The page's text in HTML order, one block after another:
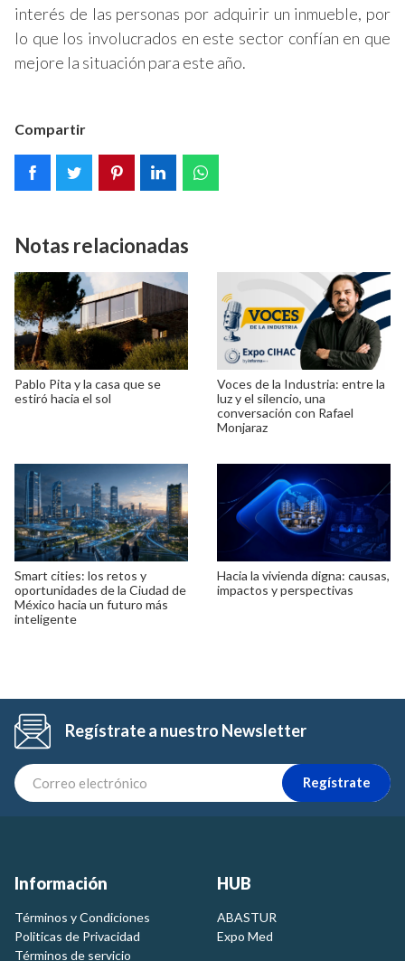
interés de las personas por adquirir un inmueble, por
lo que los involucrados en este sector confían en que
mejore la situación para este año.
Compartir
Notas relacionadas
Pablo Pita y la casa que se
estiró hacia el sol
Voces de la Industria: entre la
luz y el silencio, una
conversación con Rafael
Monjaraz
Smart cities: los retos y
oportunidades de la Ciudad de
México hacia un futuro más
inteligente
Hacia la vivienda digna: causas,
impactos y perspectivas
Regístrate a nuestro Newsletter
Regístrate
Información
Términos y Condiciones
Politicas de Privacidad
Términos de servicio
HUB
ABASTUR
Expo Med